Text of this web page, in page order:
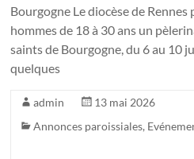
Bourgogne Le diocèse de
hommes de 18 à 30 ans un
saints de Bourgogne, du 6 au 10
quelques
admin
13 mai 2026
Annonces paroissiales,